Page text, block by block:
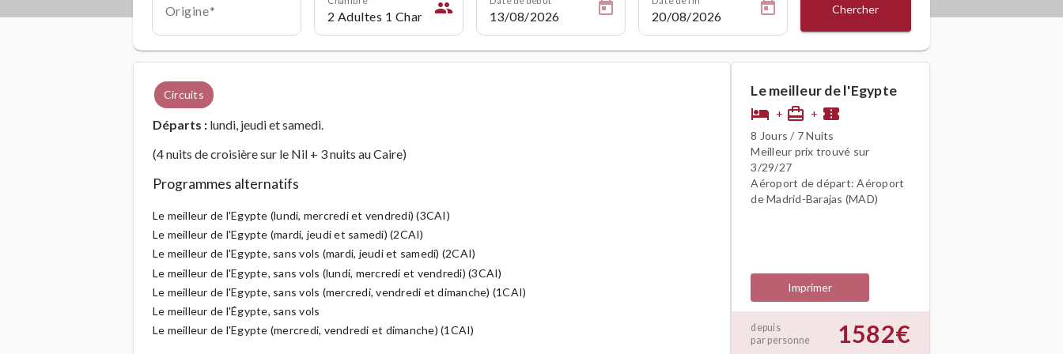
Origine people Chercher
Circuits
Départs :lundi, jeudi et samedi.
(4 nuits de croisière sur le Nil + 3 nuits au Caire)
Programmes alternatifs
Le meilleur de l'Egypte (lundi, mercredi et vendredi) (3CAI)
Le meilleur de l'Egypte (mardi, jeudi et samedi) (2CAI)
Le meilleur de l'Egypte, sans vols (mardi, jeudi et samedi) (2CAI)
Le meilleur de l'Egypte, sans vols (lundi, mercredi et vendredi) (3CAI)
Le meilleur de l'Egypte, sans vols (mercredi, vendredi et dimanche) (1CAI)
Le meilleur de l'Égypte, sans vols
Le meilleur de l'Egypte (mercredi, vendredi et dimanche) (1CAI)
Le meilleur de l'Egypte
hotel + card_travel + confirmation_number
8 Jours / 7 Nuits
Meilleur prix trouvé sur
3/29/27
Aéroport de départ: Aéroport
de Madrid-Barajas (MAD)
Imprimer
depuis
par personne
1582€